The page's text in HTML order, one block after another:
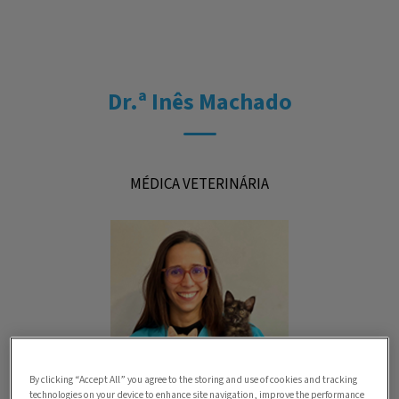
Dr.ª Inês Machado
MÉDICA VETERINÁRIA
By clicking “Accept All” you agree to the storing and use of cookies and tracking
technologies on your device to enhance site navigation, improve the performance